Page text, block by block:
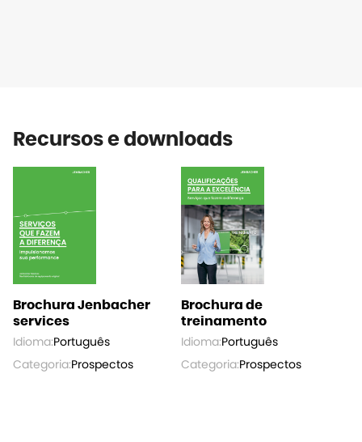
Recursos e downloads
Brochura Jenbacher
services
Idioma:Português
Categoria:Prospectos
Brochura de
treinamento
Idioma:Português
Categoria:Prospectos